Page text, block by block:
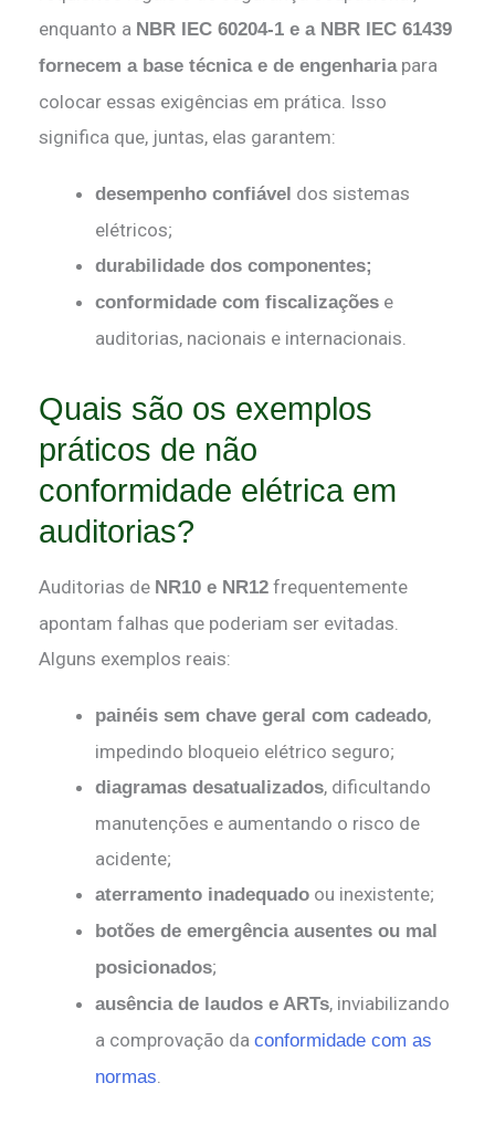
enquanto a NBR IEC 60204-1 e a NBR IEC 61439
fornecem a base técnica e de engenhariapara
colocar essas exigências em prática. Isso
significa que, juntas, elas garantem:
desempenho confiável dos sistemas
elétricos;
durabilidade dos componentes;
conformidade com fiscalizações e
auditorias, nacionais e internacionais.
Quais são os exemplos
práticos de não
conformidade elétrica em
auditorias?
Auditorias de NR10 e NR12 frequentemente
apontam falhas que poderiam ser evitadas.
Alguns exemplos reais:
painéis sem chave geral com cadeado,
impedindo bloqueio elétrico seguro;
diagramas desatualizados, dificultando
manutenções e aumentando o risco de
acidente;
aterramento inadequado ou inexistente;
botões de emergência ausentes ou mal
posicionados;
ausência de laudos e ARTs, inviabilizando
a comprovação da conformidade com as
normas.